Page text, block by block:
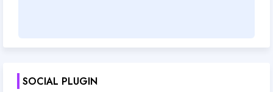
SOCIAL PLUGIN